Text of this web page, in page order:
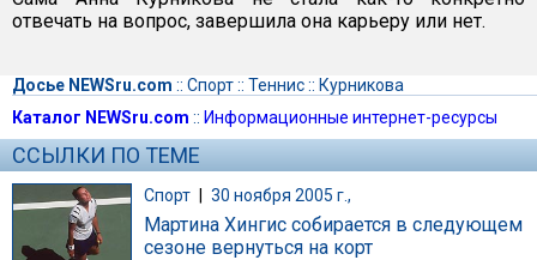
отвечать на вопрос, завершила она карьеру или нет.
Досье NEWSru.com :: Спорт:: Теннис:: Курникова
Каталог NEWSru.com :: Информационные интернет-ресурсы
ССЫЛКИ ПО ТЕМЕ
Спорт | 30 ноября 2005 г.,
Мартина Хингис собирается в следующем
сезоне вернуться на корт